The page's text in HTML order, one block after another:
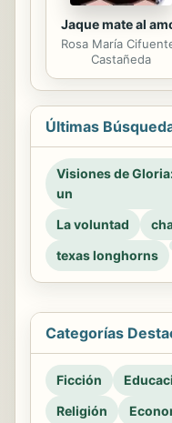
Jaque mate al
Rosa María
Castañeda
Últimas
Visiones de
un
La voluntad
texas longhorns
Categorías
Ficción
Religión